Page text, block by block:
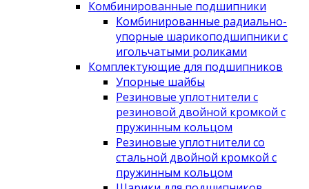
Комбинированные подшипники
Комбинированные радиально-
упорные шарикоподшипники с
игольчатыми роликами
Комплектующие для подшипников
Упорные шайбы
Резиновые уплотнители с
резиновой двойной кромкой с
пружинным кольцом
Резиновые уплотнители со
стальной двойной кромкой с
пружинным кольцом